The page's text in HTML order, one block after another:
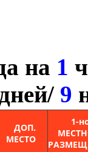
на 1
9
ДОП.
МЕСТО
1-